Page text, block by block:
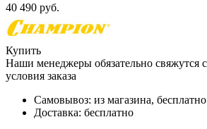
40 490 руб.
Купить
Наши менеджеры обязательно свяжутся
условия заказа
Самовывоз: из магазина, бесплатно
Доставка: бесплатно